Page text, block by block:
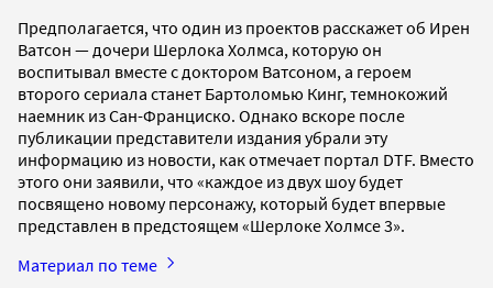
Предполагается, что один из проектов расскажет об Ирен
Ватсон — дочери Шерлока Холмса, которую он
воспитывал вместе с доктором Ватсоном, а героем
второго сериала станет Бартоломью Кинг, темнокожий
наемник из Сан-Франциско. Однако вскоре после
публикации представители издания убрали эту
информацию из новости, как отмечает портал DTF. Вместо
этого они заявили, что «каждое из двух шоу будет
посвящено новому персонажу, который будет впервые
представлен в предстоящем «Шерлоке Холмсе 3».
Материал по теме